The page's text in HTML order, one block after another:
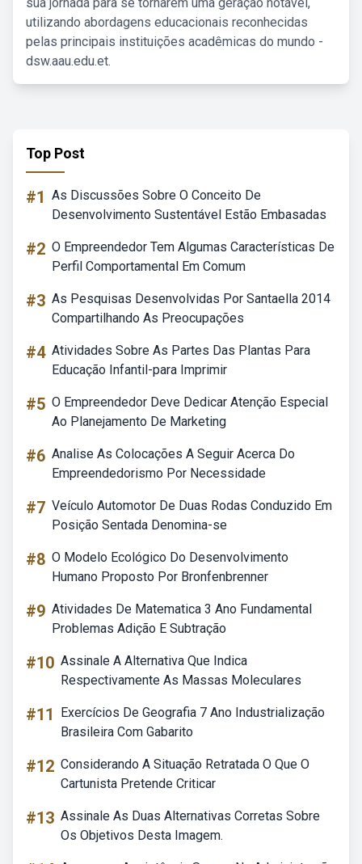
utilizando abordagens educacionais reconhecidas
pelas principais instituições acadêmicas do mundo -
dsw.aau.edu.et.
Top Post
#1 As Discussões Sobre O Conceito De
Desenvolvimento Sustentável Estão Embasadas
#2 O Empreendedor Tem Algumas Características De
Perfil Comportamental Em Comum
#3 As Pesquisas Desenvolvidas Por Santaella 2014
Compartilhando As Preocupações
#4 Atividades Sobre As Partes Das Plantas Para
Educação Infantil-para Imprimir
#5 O Empreendedor Deve Dedicar Atenção Especial
Ao Planejamento De Marketing
#6 Analise As Colocações A Seguir Acerca Do
Empreendedorismo Por Necessidade
#7 Veículo Automotor De Duas Rodas Conduzido Em
Posição Sentada Denomina-se
#8 O Modelo Ecológico Do Desenvolvimento
Humano Proposto Por Bronfenbrenner
#9 Atividades De Matematica 3 Ano Fundamental
Problemas Adição E Subtração
#10 Assinale A Alternativa Que Indica
Respectivamente As Massas Moleculares
#11
Exercícios De Geografia 7 Ano Industrialização
Brasileira Com Gabarito
#12 Considerando A Situação Retratada O Que O
Cartunista Pretende Criticar
#13 Assinale As Duas Alternativas Corretas Sobre
Os Objetivos Desta Imagem.